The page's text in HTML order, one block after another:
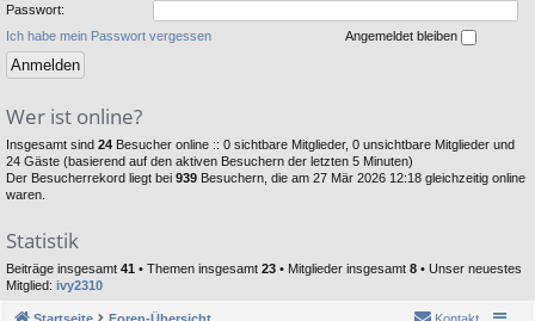
Passwort:
Ich habe mein Passwort vergessen
Angemeldet bleiben
Wer ist online?
Insgesamt sind 24 Besucher online :: 0 sichtbare Mitglieder, 0 unsichtbare Mitglieder und
24 Gäste (basierend auf den aktiven Besuchern der letzten 5 Minuten)
Der Besucherrekord liegt bei 939 Besuchern, die am 27 Mär 2026 12:18 gleichzeitig online
waren.
Statistik
Beiträge insgesamt 41 • Themen insgesamt 23 • Mitglieder insgesamt 8 • Unser neuestes
Mitglied: ivy2310
Startseite Foren-Übersicht Kontakt